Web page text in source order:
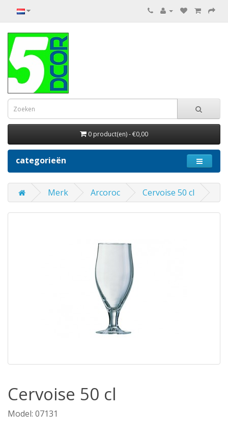
0 product(en) - €0,00
categorieën
Merk Arcoroc Cervoise 50 cl
Cervoise 50 cl
Model: 07131